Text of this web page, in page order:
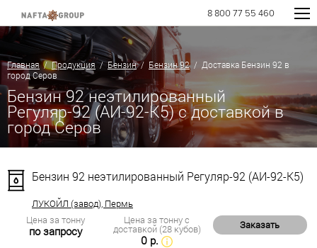
8 800 77 55 460
Главная/Продукция/Бензин/ Бензин 92/ Доставка Бензин 92 в
город Серов
Бензин 92 неэтилированный
Регуляр-92 (АИ-92-К5) с доставкой в
город Серов
Бензин 92 неэтилированный Регуляр-92 (АИ-92-К5)
ЛУКОЙЛ (завод), Пермь
Цена за тонну
по запросу
Цена за тонну с
доставкой (28 кубов)
0 р.
Заказать